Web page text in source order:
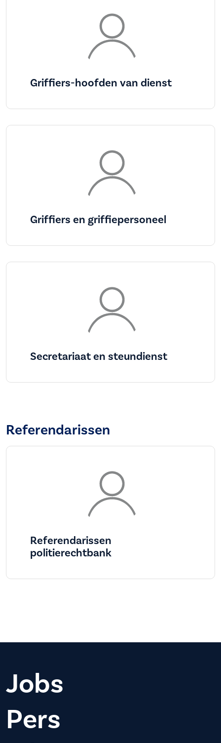
Griffiers-hoofden van dienst
Griffiers en griffiepersoneel
Secretariaat en steundienst
Referendarissen
Referendarissen
politierechtbank
Jobs
Pers